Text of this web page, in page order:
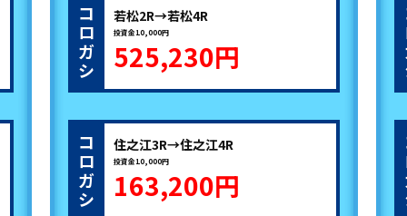
コ
ロ
ガ
シ
若松2R→若松4R
投資金10,000円
525,230円
コ
ロ
ガ
シ
住之江3R→住之江4R
投資金10,000円
163,200円